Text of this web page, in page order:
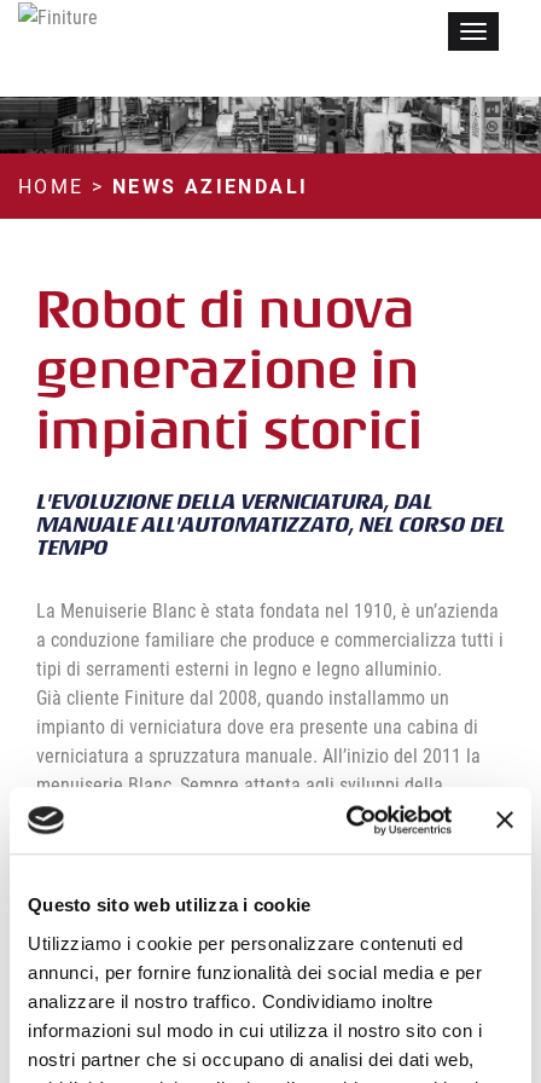
Questo sito web utilizza i cookie
Utilizziamo i cookie per personalizzare contenuti ed
annunci, per fornire funzionalità dei social media e per
analizzare il nostro traffico. Condividiamo inoltre
informazioni sul modo in cui utilizza il nostro sito con i
nostri partner che si occupano di analisi dei dati web,
Menu
HOME > NEWS AZIENDALI
Robot di nuova
generazione in
impianti storici
L'EVOLUZIONE DELLA VERNICIATURA, DAL
MANUALE ALL'AUTOMATIZZATO, NEL CORSO DEL
TEMPO
La Menuiserie Blanc è stata fondata nel 1910, è un’azienda
a conduzione familiare che produce e commercializza tutti i
tipi di serramenti esterni in legno e legno alluminio.
Già cliente Finiture dal 2008, quando installammo un
impianto di verniciatura dove era presente una cabina di
verniciatura a spruzzatura manuale. All’inizio del 2011 la
menuiserie Blanc, Sempre attenta agli sviluppi della
tecnologia ha installato un robot Finiture automatizzando il
processo di verniciatura. Negli ultimi anni la menuiserie
che l’ha portata a rinnovare gli impianti produttivi, ha
di verniciatura seppure già automatizzata non era più
sufficiente a soddisfare le nuove esigenze produttive. Non
interrompendo mai il rapporto di fiducia, la menuiserie
Blanc si è affidata nuovamente a Finiture alla fine del 2022
per aggiornare l’impianto di verniciatura secondo le nuove